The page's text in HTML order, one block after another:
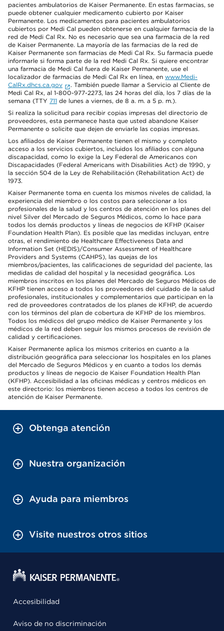
pacientes ambulatorios de Kaiser Permanente. En estas farmacias, se
puede obtener cualquier medicamento cubierto por Kaiser
Permanente. Los medicamentos para pacientes ambulatorios
cubiertos por Medi Cal pueden obtenerse en cualquier farmacia de la
red de Medi Cal Rx. No es necesario que sea una farmacia de la red
de Kaiser Permanente. La mayoría de las farmacias de la red de
Kaiser Permanente son farmacias de Medi Cal Rx. Su farmacia puede
informarle si forma parte de la red Medi Cal Rx. Si quiere encontrar
una farmacia de Medi Cal fuera de Kaiser Permanente, use el
localizador de farmacias de Medi Cal Rx en línea, en www.Medi-
CalRx.dhcs.ca.gov
. También puede llamar a Servicio al Cliente de
Medi Cal Rx, al 1-800-977-2273, las 24 horas del día, los 7 días de la
semana (TTY 711 de lunes a viernes, de 8 a. m. a 5 p. m.).
Si realiza la solicitud para recibir copias impresas del directorio de
proveedores, esta permanece hasta que usted abandone Kaiser
Permanente o solicite que dejen de enviarle las copias impresas.
Los afiliados de Kaiser Permanente tienen el mismo y completo
acceso a los servicios cubiertos, incluidos los afiliados con alguna
discapacidad, como lo exige la Ley Federal de Americanos con
Discapacidades (Federal Americans with Disabilities Act) de 1990, y
la sección 504 de la Ley de Rehabilitación (Rehabilitation Act) de
1973.
Kaiser Permanente toma en cuenta los mismos niveles de calidad, la
experiencia del miembro o los costos para seleccionar a los
profesionales de la salud y los centros de atención en los planes del
nivel Silver del Mercado de Seguros Médicos, como lo hace para
todos los demás productos y líneas de negocios de KFHP (Kaiser
Foundation Health Plan). Es posible que las medidas incluyan, entre
otras, el rendimiento de Healthcare Effectiveness Data and
Information Set (HEDIS)/Consumer Assessment of Healthcare
Providers and Systems (CAHPS), las quejas de los
miembros/pacientes, las calificaciones de seguridad del paciente, las
medidas de calidad del hospital y la necesidad geográfica. Los
miembros inscritos en los planes del Mercado de Seguros Médicos de
KFHP tienen acceso a todos los proveedores del cuidado de la salud
profesionales, institucionales y complementarios que participan en la
red de proveedores contratados de los planes de KFHP, de acuerdo
con los términos del plan de cobertura de KFHP de los miembros.
Todos los médicos del grupo médico de Kaiser Permanente y los
médicos de la red deben seguir los mismos procesos de revisión de
calidad y certificaciones.
Kaiser Permanente aplica los mismos criterios en cuanto a la
distribución geográfica para seleccionar los hospitales en los planes
del Mercado de Seguros Médicos y en cuanto a todos los demás
productos y líneas de negocio de Kaiser Foundation Health Plan
(KFHP). Accesibilidad a las oficinas médicas y centros médicos en
este directorio: los miembros tienen acceso a todos los centros de
atención de Kaiser Permanente.
Obtenga atención
Nuestra organización
Ayuda para miembros
Visite nuestros otros sitios
Accesibilidad
Aviso de no discriminación